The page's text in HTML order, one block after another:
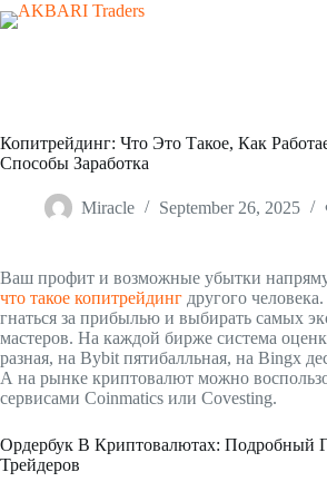
Копитрейдинг: Что Это Такое, Как
Способы Заработка
Miracle September 26, 2025
Ваш профит и возможные убытки
что такое копитрейдинг другого
гнаться за прибылью и выбирать самых
мастеров. На каждой бирже система
разная, на Bybit пятибалльная, на Bingx
А на рынке криптовалют можно
сервисами Coinmatics или Covesting.
Ордербук В Криптовалютах: Подробный
Трейдеров